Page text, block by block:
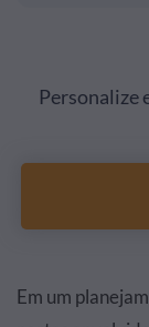
Personalize
Em um